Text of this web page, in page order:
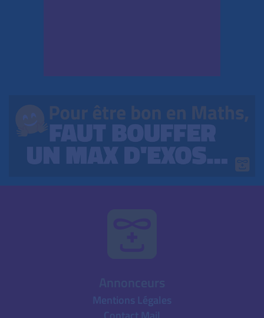
Mentions Légales